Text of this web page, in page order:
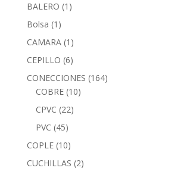
BALERO (1)
Bolsa (1)
CAMARA (1)
CEPILLO (6)
CONECCIONES (164)
COBRE (10)
CPVC (22)
PVC (45)
COPLE (10)
CUCHILLAS (2)